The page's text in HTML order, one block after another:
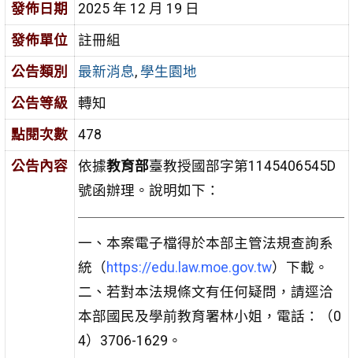
發佈日期
2025 年 12 月 19 日
發佈單位
註冊組
公告類別
最新消息, 學生園地
公告等級
轉知
點閱次數
478
公告內容
依據教育部臺教授國部字第1145406545D
號函辦理。說明如下：
一、本案電子檔得於本部主管法規查詢系
統（ https://edu.law.moe.gov.tw）下載。
二、若對本法規條文有任何疑問，請逕洽
本部國民及學前教育署林小姐，電話：（0
4）3706-1629。